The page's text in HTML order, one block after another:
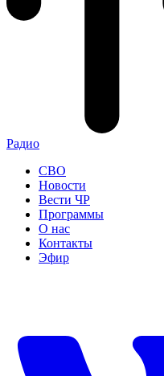
Радио
СВО
Новости
Вести ЧР
Программы
О нас
Контакты
Эфир